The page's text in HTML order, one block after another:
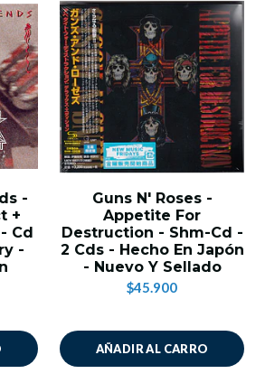
-
+
Cd
-
Guns N' Roses -
Appetite For
Destruction - Shm-Cd -
2 Cds - Hecho En Japón
- Nuevo Y Sellado
$45.900
AÑADIR AL CARRO